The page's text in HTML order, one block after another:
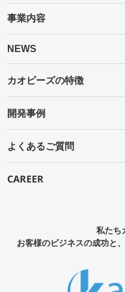
事業内容
NEWS
カオピーズの特徴
開発事例
よくあるご質問
CAREER
私たち
お客様のビジネスの成功と